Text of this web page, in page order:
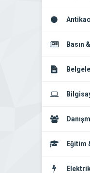
Basın
Eğitim